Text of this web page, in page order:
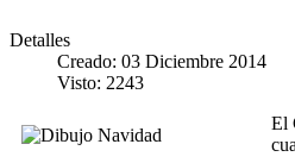
Detalles
Creado: 03 Diciembre 2014
Visto: 2243
El